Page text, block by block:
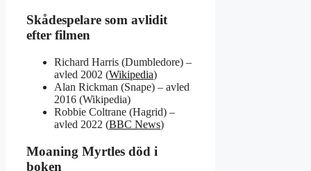
Skådespelare som avlidit
efter filmen
Richard Harris (Dumbledore) –
avled 2002 (Wikipedia)
Alan Rickman (Snape) – avled
2016 (Wikipedia)
Robbie Coltrane (Hagrid) –
avled 2022 (BBC News)
Moaning Myrtles död i
boken